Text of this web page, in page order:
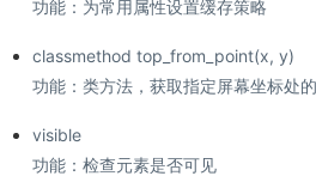
功能：为常用属性设置缓存策略
classmethod top_from_point(x, y)
功能：类方法，获取指定屏幕坐标处
visible
功能：检查元素是否可见